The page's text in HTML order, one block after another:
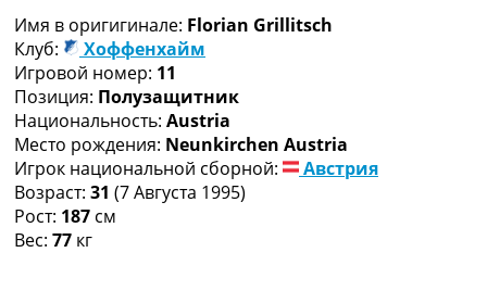
Другие Турниры >>>
Таблицы
Таблицы групп Чемпионата Мира
Украина. Премьер-Лига
Украина. Первая Лига
Лига Чемпионов. Таблицы групп
Англия. Премьер-Лига
Испания. Ла Лига
Все таблицы >>>
Рейтинги
Имя в оригигинале: Florian Grillitsch
Клуб:
Хоффенхайм
Игровой номер: 11
Позиция: Полузащитник
Национальность: Austria
Место рождения: Neunkirchen Austria
Игрок национальной сборной:
Австрия
Возраст: 31 (7 Августа 1995)
Рост: 187 см
Вес: 77 кг